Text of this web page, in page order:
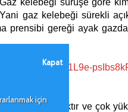
Kapat
için
gaz kelebeği sürekli
prensibi gereği ayak
1L9e-
tamamen açıktır ve çok